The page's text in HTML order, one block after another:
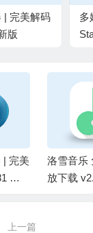
| 完美解码
版
多
| 完美
最
洛雪音乐
放下载
上一篇